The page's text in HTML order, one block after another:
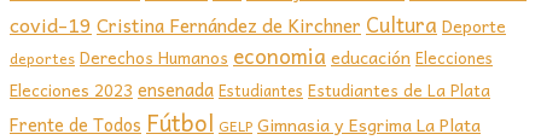
covid-19 Cristina Fernández de Kirchner Cultura Deporte
deportes Derechos Humanos economia educación Elecciones
Elecciones 2023 ensenada Estudiantes Estudiantes de La Plata
Frente de Todos Fútbol GELP Gimnasia y Esgrima La Plata